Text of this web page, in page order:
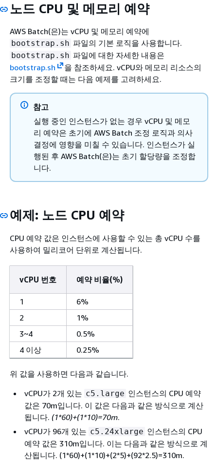
노드 CPU 및 메모리 예약
AWS Batch(은)는 vCPU 및 메모리 예약에
bootstrap.sh 파일의 기본 로직을 사용합니다.
bootstrap.sh 파일에 대한 자세한 내용은
bootstrap.sh
을 참조하세요. vCPU와 메모리 리소스의
크기를 조정할 때는 다음 예제를 고려하세요.
참고
실행 중인 인스턴스가 없는 경우 vCPU 및 메모
리 예약은 초기에 AWS Batch 조정 로직과 의사
결정에 영향을 미칠 수 있습니다. 인스턴스가 실
행된 후 AWS Batch(은)는 초기 할당량을 조정합
니다.
예제: 노드 CPU 예약
CPU 예약 값은 인스턴스에 사용할 수 있는 총 vCPU 수를
사용하여 밀리코어 단위로 계산됩니다.
vCPU 번호 예약 비율(%)
1
6%
2
1%
3~4
0.5%
4 이상
0.25%
위 값을 사용하면 다음과 같습니다.
vCPU가 2개 있는 c5.large 인스턴스의 CPU 예약
값은 70m입니다. 이 값은 다음과 같은 방식으로 계산
됩니다. (1*60)+(1*10)=70m.
vCPU가 96개 있는 c5.24xlarge 인스턴스의 CPU
예약 값은 310m입니다. 이는 다음과 같은 방식으로 계
산됩니다. (1*60)+(1*10)+(2*5)+(92*2.5)=310m.